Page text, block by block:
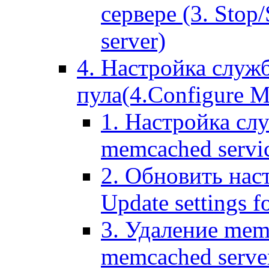
сервере (3.
server)
4. Настройка
пула(4.Configure
1. Настройка
memcached
2. Обновить
Update settings
3. Удаление
memcached